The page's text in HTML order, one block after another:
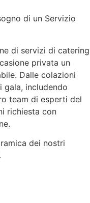
di un Servizio
di servizi di catering
privata un
Dalle colazioni
gala, includendo
team di esperti del
richiesta con
.
dei nostri